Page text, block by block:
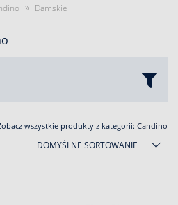
» Damskie
wszystkie produkty z kategorii: Candino
DOMYŚLNE SORTOWANIE